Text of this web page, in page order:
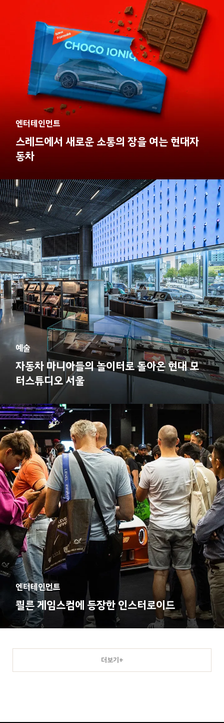
엔터테인먼트
스레드에서 새로운 소통의 장을 여는 현대자
동차
예술
자동차 마니아들의 놀이터로 돌아온 현대 모
터스튜디오 서울
엔터테인먼트
쾰른 게임스컴에 등장한 인스터로이드
더보기+